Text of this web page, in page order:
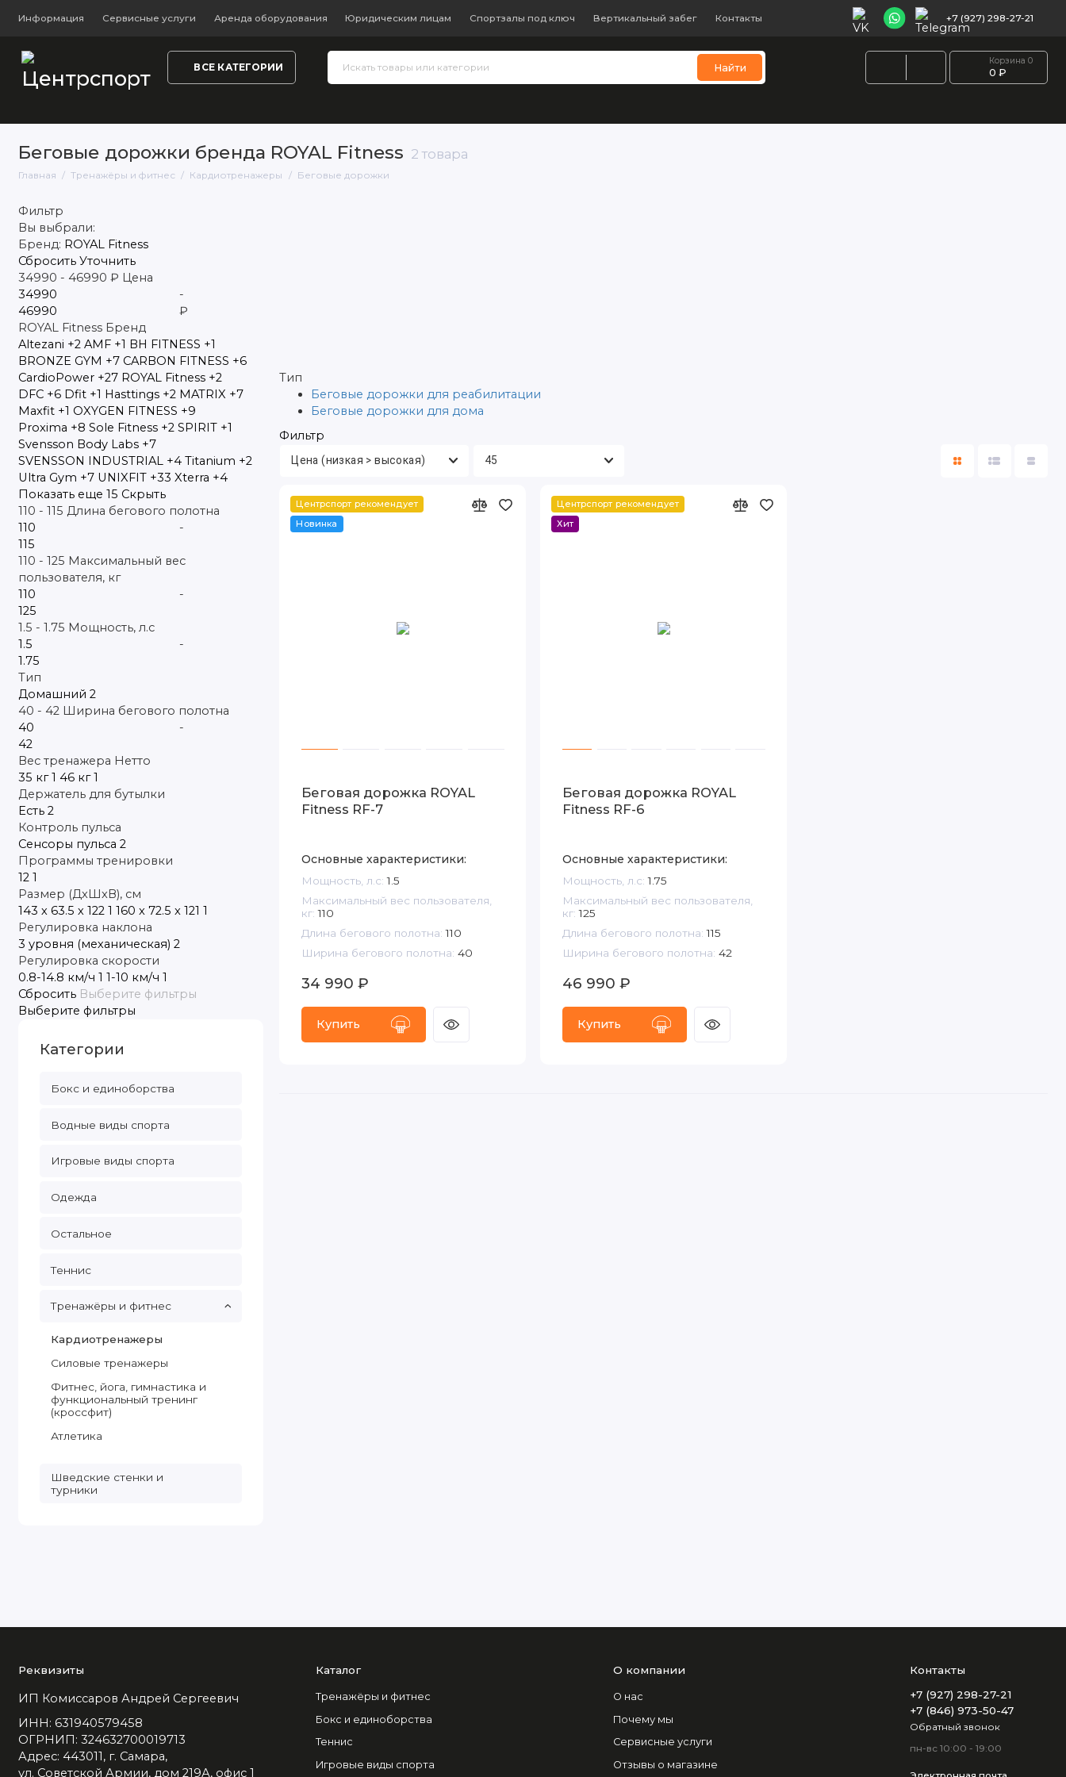
Информация Сервисные услуги Аренда оборудования Юридическим лицам Спортзалы под ключ Вертикальный забег Контакты +7 (927) 298-27-21
ВСЕ КАТЕГОРИИ Найти
Корзина 0
0 ₽
Беговые дорожки бренда ROYAL Fitness 2 товара
Главная Тренажёры и фитнес Кардиотренажеры Беговые дорожки
Фильтр
Вы выбрали:
Бренд: ROYAL Fitness
Сбросить Уточнить
34990 - 46990 ₽ Цена
-
₽
ROYAL Fitness Бренд
Altezani +2 AMF +1 BH FITNESS +1
BRONZE GYM +7 CARBON FITNESS +6
CardioPower +27 ROYAL Fitness +2
DFC +6 Dfit +1 Hasttings +2 MATRIX +7
Maxfit +1 OXYGEN FITNESS +9
Proxima +8 Sole Fitness +2 SPIRIT +1
Svensson Body Labs +7
SVENSSON INDUSTRIAL +4 Titanium +2
Ultra Gym +7 UNIXFIT +33 Xterra +4
Показать еще 15 Скрыть
110 - 115 Длина бегового полотна
-
110 - 125 Максимальный вес
пользователя, кг
-
1.5 - 1.75 Мощность, л.с
-
Тип
Домашний 2
40 - 42 Ширина бегового полотна
-
Вес тренажера Нетто
35 кг 1 46 кг 1
Держатель для бутылки
Есть 2
Контроль пульса
Сенсоры пульса 2
Программы тренировки
12 1
Размер (ДxШxВ), см
143 х 63.5 х 122 1 160 x 72.5 x 121 1
Регулировка наклона
3 уровня (механическая) 2
Регулировка скорости
0.8-14.8 км/ч 1 1-10 км/ч 1
Сбросить Выберите фильтры
Выберите фильтры
Категории
Бокс и единоборства
Водные виды спорта
Игровые виды спорта
Одежда
Остальное
Теннис
Тренажёры и фитнес
Кардиотренажеры
Cиловые тренажеры
Фитнес, йога, гимнастика и
функциональный тренинг
(кроссфит)
Атлетика
Шведские стенки и
турники
Тип
Беговые дорожки для реабилитации
Беговые дорожки для дома
Фильтр
Новинка
Центрспорт рекомендует
Беговая дорожка ROYAL
Fitness RF-7
Основные характеристики:
Мощность, л.с: 1.5
Максимальный вес пользователя,
кг: 110
Длина бегового полотна: 110
Ширина бегового полотна: 40
34 990 ₽
Купить
Центрспорт рекомендует
Хит
Беговая дорожка ROYAL
Fitness RF-6
Основные характеристики:
Мощность, л.с: 1.75
Максимальный вес пользователя,
кг: 125
Длина бегового полотна: 115
Ширина бегового полотна: 42
46 990 ₽
Купить
Реквизиты
ИП Комиссаров Андрей Сергеевич
ИНН: 631940579458
ОГРНИП: 324632700019713
Адрес: 443011, г. Самара,
ул. Советской Армии, дом 219А, офис 1
Каталог
Тренажёры и фитнес
Бокс и единоборства
Теннис
Игровые виды спорта
О компании
О нас
Почему мы
Сервисные услуги
Отзывы о магазине
Контакты
+7 (927) 298-27-21
+7 (846) 973-50-47
Обратный звонок
пн-вс 10:00 - 19:00